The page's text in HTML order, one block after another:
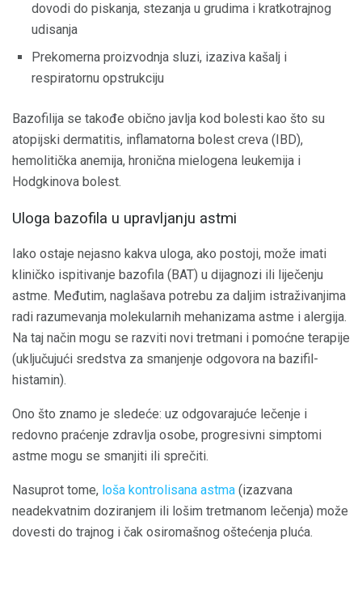
dovodi do piskanja, stezanja u grudima i kratkotrajnog
udisanja
Prekomerna proizvodnja sluzi, izaziva kašalj i
respiratornu opstrukciju
Bazofilija se takođe obično javlja kod bolesti kao što su
atopijski dermatitis, inflamatorna bolest creva (IBD),
hemolitička anemija, hronična mielogena leukemija i
Hodgkinova bolest.
Uloga bazofila u upravljanju astmi
Iako ostaje nejasno kakva uloga, ako postoji, može imati
kliničko ispitivanje bazofila (BAT) u dijagnozi ili liječenju
astme. Međutim, naglašava potrebu za daljim istraživanjima
radi razumevanja molekularnih mehanizama astme i alergija.
Na taj način mogu se razviti novi tretmani i pomoćne terapije
(uključujući sredstva za smanjenje odgovora na bazifil-
histamin).
Ono što znamo je sledeće: uz odgovarajuće lečenje i
redovno praćenje zdravlja osobe, progresivni simptomi
astme mogu se smanjiti ili sprečiti.
Nasuprot tome, loša kontrolisana astma (izazvana
neadekvatnim doziranjem ili lošim tretmanom lečenja) može
dovesti do trajnog i čak osiromašnog oštećenja pluća.